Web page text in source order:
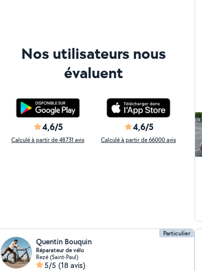
Nos utilisateurs nous
évaluent
4,6/5
Calculé à partir de 48731 avis
4,6/5
Calculé à partir de 66000 avis
Particulier
Quentin Bouquin
Réparateur de vélo
Rezé (Saint-Paul)
5/5 (18 avis)